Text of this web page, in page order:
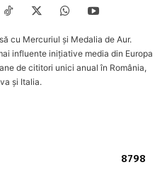
cu Mercuriul și Medalia de Aur.
influente inițiative media din Europa
de cititori unici anual în România,
și Italia.
8798